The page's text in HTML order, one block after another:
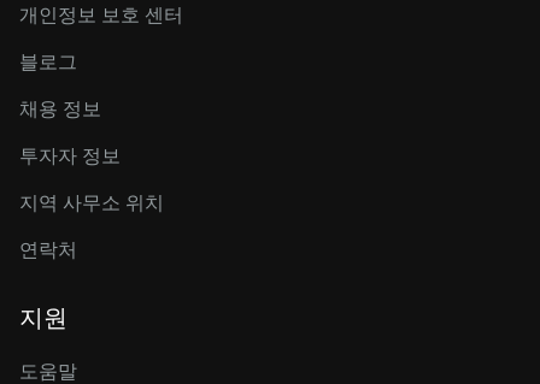
개인정보 보호 센터
블로그
채용 정보
투자자 정보
지역 사무소 위치
연락처
지원
도움말